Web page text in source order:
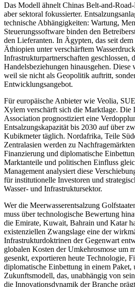
Das Modell ähnelt Chinas Belt-and-
aber sektoral fokussierter.
technische Abhängigkeiten: Wartung,
Steuerungssoftware binden den
den Lieferanten. In Ägypten, das seit
Äthiopien unter verschärftem
Infrastrukturpartnerschaften geschlossen,
Handelsbeziehungen hinausgehen.
weil sie nicht als Geopolitik auftritt,
Entwicklungsangebot.
Für europäische Anbieter wie Veolia,
Xylem verschärft sich die Marktlage. Die
Association prognostiziert eine
Entsalzungskapazität bis 2030 auf über
Kubikmeter täglich. Nordafrika, Teile
Zentralasien werden zu
Finanzierung und diplomatische
Marktanteile und politischen Einfluss
Management analysiert diese
für institutionelle Investoren und
Wasser- und Infrastruktursektor.
Wer die Meerwasserentsalzung
muss über technologische Bewertung
die Emirate, Kuwait, Bahrain und Katar
existenziellen Zwangslage eine der
Infrastrukturdoktrinen der Gegenwart
globalen Kosten der Umkehrosmose um
gesenkt, exportieren heute Technologie,
diplomatische Einbettung in einem
Zukunftsmodell, das, unabhängig von
die Innovationsdynamik der Branche